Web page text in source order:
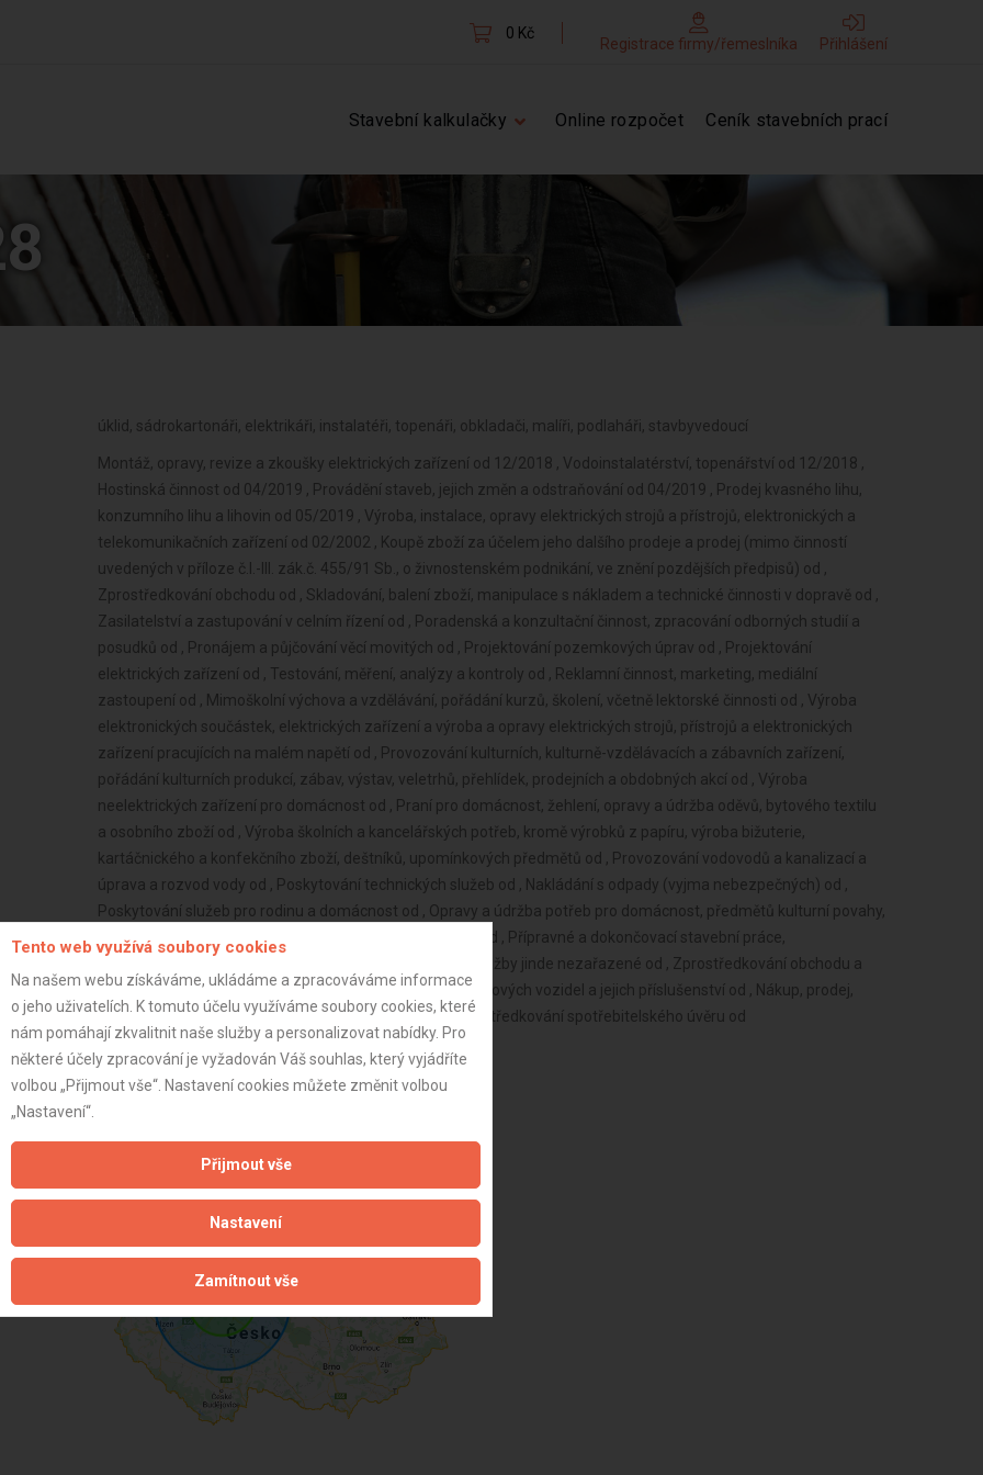
0 Kč
Registrace firmy/řemeslníka Přihlášení
Stavební kalkulačky Online rozpočet Ceník stavebních prací
úklid, sádrokartonáři, elektrikáři, instalatéři, topenáři, obkladači, malíři, podlaháři, stavbyvedoucí
Montáž, opravy, revize a zkoušky elektrických zařízení od 12/2018 , Vodoinstalatérství, topenářství od 12/2018 ,
Hostinská činnost od 04/2019 , Provádění staveb, jejich změn a odstraňování od 04/2019 , Prodej kvasného lihu,
konzumního lihu a lihovin od 05/2019 , Výroba, instalace, opravy elektrických strojů a přístrojů, elektronických a
telekomunikačních zařízení od 02/2002 , Koupě zboží za účelem jeho dalšího prodeje a prodej (mimo činností
uvedených v příloze č.I.-III. zák.č. 455/91 Sb., o živnostenském podnikání, ve znění pozdějších předpisů) od ,
Zprostředkování obchodu od , Skladování, balení zboží, manipulace s nákladem a technické činnosti v dopravě od ,
Zasilatelství a zastupování v celním řízení od , Poradenská a konzultační činnost, zpracování odborných studií a
posudků od , Pronájem a půjčování věcí movitých od , Projektování pozemkových úprav od , Projektování
elektrických zařízení od , Testování, měření, analýzy a kontroly od , Reklamní činnost, marketing, mediální
zastoupení od , Mimoškolní výchova a vzdělávání, pořádání kurzů, školení, včetně lektorské činnosti od , Výroba
elektronických součástek, elektrických zařízení a výroba a opravy elektrických strojů, přístrojů a elektronických
zařízení pracujících na malém napětí od , Provozování kulturních, kulturně-vzdělávacích a zábavních zařízení,
pořádání kulturních produkcí, zábav, výstav, veletrhů, přehlídek, prodejních a obdobných akcí od , Výroba
neelektrických zařízení pro domácnost od , Praní pro domácnost, žehlení, opravy a údržba oděvů, bytového textilu
a osobního zboží od , Výroba školních a kancelářských potřeb, kromě výrobků z papíru, výroba bižuterie,
kartáčnického a konfekčního zboží, deštníků, upomínkových předmětů od , Provozování vodovodů a kanalizací a
úprava a rozvod vody od , Poskytování technických služeb od , Nakládání s odpady (vyjma nebezpečných) od ,
Poskytování služeb pro rodinu a domácnost od , Opravy a údržba potřeb pro domácnost, předmětů kulturní povahy,
výrobků jemné mechaniky, optických přístrojů a měřidel od , Přípravné a dokončovací stavební práce,
specializované stavební činnosti od , Výroba, obchod a služby jinde nezařazené od , Zprostředkování obchodu a
služeb od , Velkoobchod a maloobchod od , Údržba motorových vozidel a jejich příslušenství od , Nákup, prodej,
správa a údržba nemovitostí od , Poskytování nebo zprostředkování spotřebitelského úvěru od
Firma s.r.o.
Plátce
Tento web využívá soubory cookies
Na našem webu získáváme, ukládáme a zpracováváme informace
o jeho uživatelích. K tomuto účelu využíváme soubory cookies, které
nám pomáhají zkvalitnit naše služby a personalizovat nabídky. Pro
některé účely zpracování je vyžadován Váš souhlas, který vyjádříte
volbou „Přijmout vše“. Nastavení cookies můžete změnit volbou
„Nastavení“.
Přijmout vše
Nastavení
Zamítnout vše